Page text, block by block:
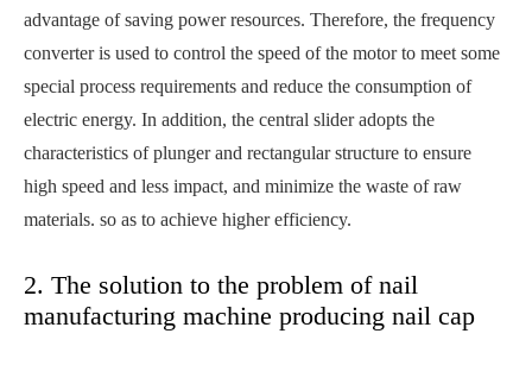
advantage of saving power resources. Therefore, the frequency
converter is used to control the speed of the motor to meet some
special process requirements and reduce the consumption of
electric energy. In addition, the central slider adopts the
characteristics of plunger and rectangular structure to ensure
high speed and less impact, and minimize the waste of raw
materials. so as to achieve higher efficiency.
2. The solution to the problem of nail
manufacturing machine producing nail cap